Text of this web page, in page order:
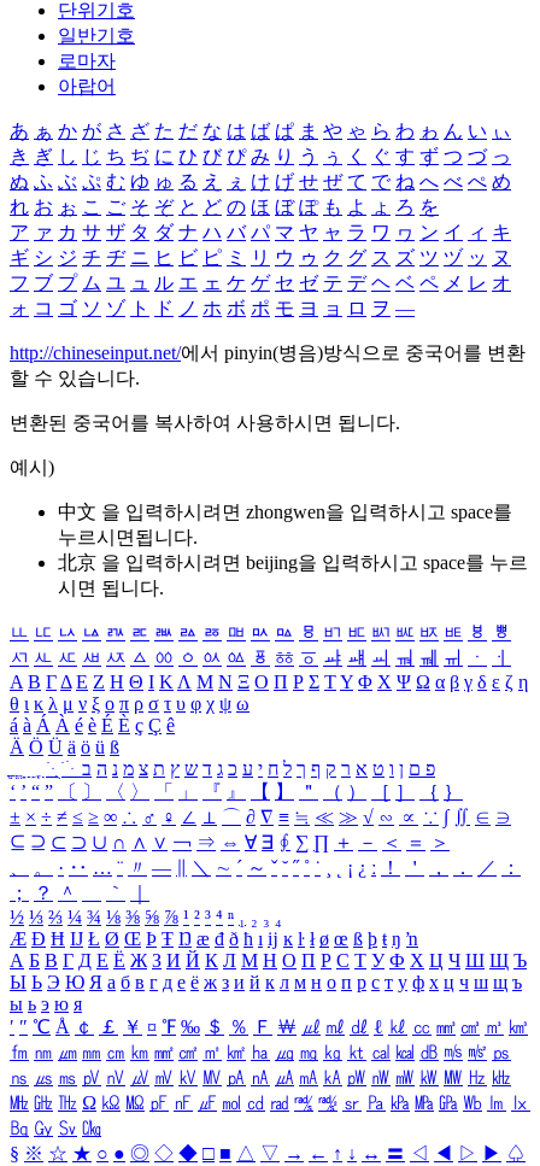
단위기호
일반기호
로마자
아랍어
あ ぁ か が さ ざ た だ な は ば ぱ ま や ゃ ら わ ゎ ん い ぃ
き ぎ し じ ち ぢ に ひ び ぴ み り う ぅ く ぐ す ず つ づ っ
ぬ ふ ぶ ぷ む ゆ ゅ る え ぇ け げ せ ぜ て で ね へ べ ぺ め
れ お ぉ こ ご そ ぞ と ど の ほ ぼ ぽ も よ ょ ろ を
ア ァ カ サ ザ タ ダ ナ ハ バ パ マ ヤ ャ ラ ワ ヮ ン イ ィ キ
ギ シ ジ チ ヂ ニ ヒ ビ ピ ミ リ ウ ゥ ク グ ス ズ ツ ヅ ッ ヌ
フ ブ プ ム ユ ュ ル エ ェ ケ ゲ セ ゼ テ デ ヘ ベ ペ メ レ オ
ォ コ ゴ ソ ゾ ト ド ノ ホ ボ ポ モ ヨ ョ ロ ヲ ―
http://chineseinput.net/에서 pinyin(병음)방식으로 중국어를 변환
할 수 있습니다.
변환된 중국어를 복사하여 사용하시면 됩니다.
예시)
中文 을 입력하시려면 zhongwen을 입력하시고 space를
누르시면됩니다.
北京 을 입력하시려면 beijing을 입력하시고 space를 누르
시면 됩니다.
ㅥ ㅦ ㅧ ㅨ ㅩ ㅪ ㅫ ㅬ ㅭ ㅮ ㅯ ㅰ ㅱ ㅲ ㅳ ㅴ ㅵ ㅶ ㅷ ㅸ
ㅹ
ㅺ ㅻ ㅼ ㅽ ㅾ ㅿ ㆀ ㆁ ㆂ ㆃ ㆄ ㆅ ㆆ ㆇ ㆈ ㆉ ㆊ ㆋ ㆌ ㆍ
ㆎ
Α Β ΓΔ Ε Ζ Η Θ Ι ΚΛ Μ Ν Ξ Ο Π Ρ Σ ΤΥ Φ Χ Ψ Ω α β γ δ ε ζ η
θ ι κ λ μ ν ξ ο π ρ σ τ υ φ χ ψ ω
á à Á À é è É È ç Ç ê
Ä Ö Ü ä ö ü ß
ִֶֹ ֻּ ׁׂ פ ם ן ו ט א ר ק ף ך ל ח י ע כ ג ד ש ץ ת צ מ נ ה ב
‘ ’ “ ” 〔 〕 〈 〉 「 」 『 』 【 】 ＂ （ ） ［ ］ ｛ ｝
± × ÷ ≠ ≤ ≥ ∞ ∴ ♂ ♀ ∠ ⊥ ⌒ ∂ ∇ ≡ ≒ ≪ ≫ √ ∽ ∝ ∵ ∫ ∬ ∈ ∋
⊆ ⊇ ⊂ ⊃ ∪ ∩ ∧ ∨ ￢ ⇒ ⇔ ∀ ∃ ∮ ∑ ∏ ＋ － ＜ ＝
＞
、
。 · ‥ … ¨ 〃 ― ＼ ∼ ´ ～ ˇ ˘ ˝ ˚ ˙ ¸ ¡ ¿ ː ！ ＇ ， ． ／
：
；
？ ＾ ｀
½ ⅓ ⅔ ¼ ¾ ⅛ ⅜ ⅝ ⅞ ¹ ² ³ ⁴ ⁿ ₁ ₂ ₃ ₄
Æ Ð Ħ Ĳ Ł Ø Œ Þ Ŧ Ŋ æ đ ð ħ ı ĳ ĸ ŀ ł ø œ ß þ ŧ ŋ ŉ
А Б В Г Д Е Ё Ж З И Й К Л М Н О П Р С Т У Ф Х Ц Ч Ш Щ Ъ
Ы Ь Э Ю Я а б в г д е ё ж з и й к л м н о п р с т у ф х ц ч ш щ ъ
ы ь э ю я
′ ″ ℃ Å ￠ ￡ ￥ ¤ ℉ ‰ ＄ ％ Ｆ ￦ ㎕ ㎖ ㎗ ℓ ㎘ ㏄ ㎣ ㎤ ㎥ ㎦
㎙ ㎚ ㎛ ㎜ ㎝ ㎞ ㎟ ㎠ ㎡ ㎢ ㏊ ㎍ ㎎ ㎏ ㏏ ㎈ ㎉ ㏈ ㎧ ㎨ ㎰
㎱ ㎲ ㎳ ㎴ ㎵ ㎶ ㎷ ㎸ ㎹ ㎀ ㎁ ㎂ ㎃ ㎄ ㎺ ㎻ ㎽ ㎾ ㎿ ㎐ ㎑
㎒ ㎓ ㎔ Ω ㏀ ㏁ ㎊ ㎋ ㎌ ㏖ ㏅ ㎭ ㎮ ㎯ ㏛ ㎩ ㎪ ㎫ ㎬ ㏝ ㏐
㏓
㏃ ㏉ ㏜ ㏆
§ ※ ☆ ★ ○ ● ◎ ◇ ◆ □ ■ △ ▽ → ← ↑ ↓ ↔ 〓 ◁ ◀ ▷ ▶ ♤